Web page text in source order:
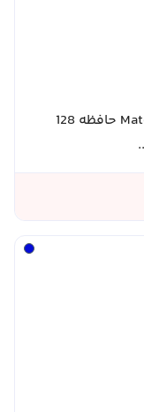
تبلت هوآوی مدل Matepad 10.4 2022 حافظه 128